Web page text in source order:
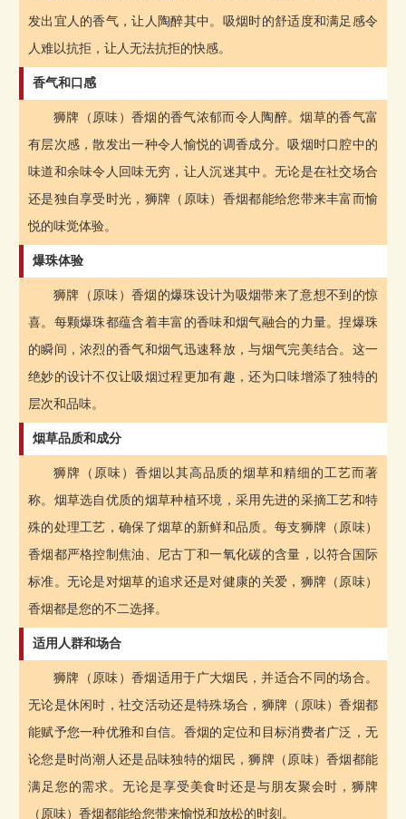
发出宜人的香气，让人陶醉其中。吸烟时的舒适度和满足感令
人难以抗拒，让人无法抗拒的快感。
香气和口感
狮牌（原味）香烟的香气浓郁而令人陶醉。烟草的香气富
有层次感，散发出一种令人愉悦的调香成分。吸烟时口腔中的
味道和余味令人回味无穷，让人沉迷其中。无论是在社交场合
还是独自享受时光，狮牌（原味）香烟都能给您带来丰富而愉
悦的味觉体验。
爆珠体验
狮牌（原味）香烟的爆珠设计为吸烟带来了意想不到的惊
喜。每颗爆珠都蕴含着丰富的香味和烟气融合的力量。捏爆珠
的瞬间，浓烈的香气和烟气迅速释放，与烟气完美结合。这一
绝妙的设计不仅让吸烟过程更加有趣，还为口味增添了独特的
层次和品味。
烟草品质和成分
狮牌（原味）香烟以其高品质的烟草和精细的工艺而著
称。烟草选自优质的烟草种植环境，采用先进的采摘工艺和特
殊的处理工艺，确保了烟草的新鲜和品质。每支狮牌（原味）
香烟都严格控制焦油、尼古丁和一氧化碳的含量，以符合国际
标准。无论是对烟草的追求还是对健康的关爱，狮牌（原味）
香烟都是您的不二选择。
适用人群和场合
狮牌（原味）香烟适用于广大烟民，并适合不同的场合。
无论是休闲时，社交活动还是特殊场合，狮牌（原味）香烟都
能赋予您一种优雅和自信。香烟的定位和目标消费者广泛，无
论您是时尚潮人还是品味独特的烟民，狮牌（原味）香烟都能
满足您的需求。无论是享受美食时还是与朋友聚会时，狮牌
（原味）香烟都能给您带来愉悦和放松的时刻。